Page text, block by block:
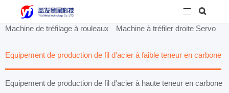
 
Machine de tréfilage à rouleaux Machine à tréfiler droite Servo
Equipement de production de fil d'acier à faible teneur en carbone
Equipement de production de fil d'acier à haute teneur en carbone